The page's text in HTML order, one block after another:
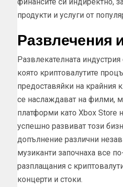
продукти и услуги от
Развлечения
Развлекателната
която криптовалутите
предоставяйки на крайния
се наслаждават на филми,
платформи като Xbox Store
успешно развиват този
допълнение различни
музиканти започнаха все
разплащания с
концерти и стоки.